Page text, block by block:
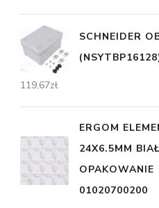
SCHNEIDER
119,67zł
ERGOM
24X6.5MM
OPAKOWANIE
01020700200